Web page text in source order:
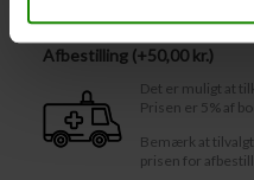
Afbestilling ( 50,00 kr.)
Det er muligt at
Prisen er 5% af
Bemærk at
prisen for